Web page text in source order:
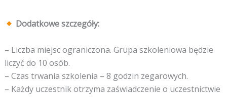
Dodatkowe szczegóły:
– Liczba miejsc ograniczona. Grupa szkoleniowa będzie
liczyć do 10 osób.
– Czas trwania szkolenia – 8 godzin zegarowych.
– Każdy uczestnik otrzyma zaświadczenie o uczestnictwie